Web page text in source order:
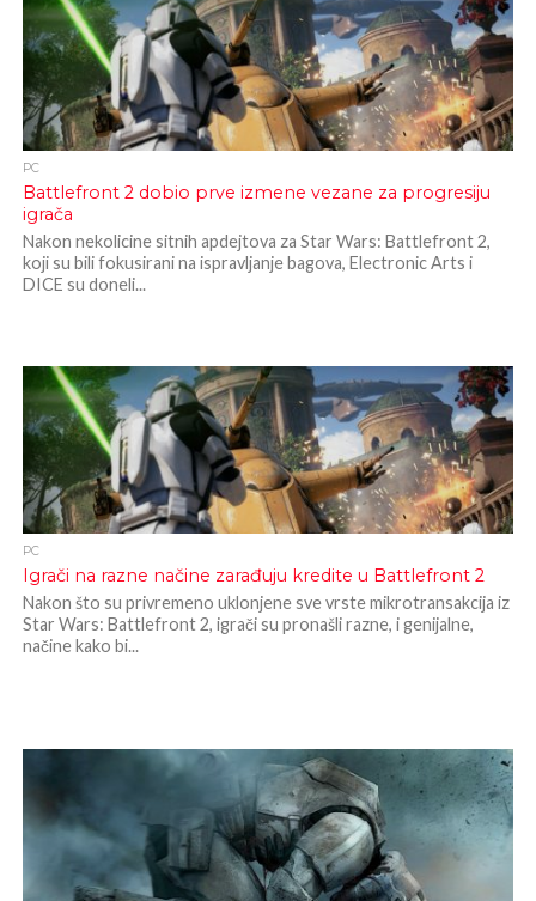
PC
Battlefront 2 dobio prve izmene vezane za progresiju
igrača
Nakon nekolicine sitnih apdejtova za Star Wars: Battlefront 2,
koji su bili fokusirani na ispravljanje bagova, Electronic Arts i
DICE su doneli...
PC
Igrači na razne načine zarađuju kredite u Battlefront 2
Nakon što su privremeno uklonjene sve vrste mikrotransakcija iz
Star Wars: Battlefront 2, igrači su pronašli razne, i genijalne,
načine kako bi...